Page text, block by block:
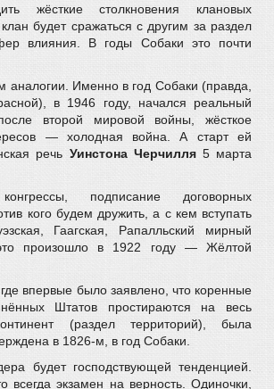
жёсткие столкновения клановых
будет сражаться с другим за раздел
влияния. В годы Собаки это почти
аналогии. Именно в год Собаки (правда,
в 1946 году, начался реальный
второй мировой войны, жёсткое
— холодная война. А старт ей
речь Уинстона Черчилля5 марта
подписание договорных
кого будем дружить, а с кем вступать
Гаагская, Рапалльский мирный
произошло в 1922 году — Жёлтой
впервые было заявлено, что коренные
Штатов простираются на весь
(раздел территорий), была
в 1826-м, в год Собаки.
будет господствующей тенденцией.
экзамен на верность. Одиночки,